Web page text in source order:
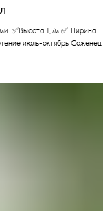
✅Высота 1,7м ✅Ширина
июль-октябрь Саженец